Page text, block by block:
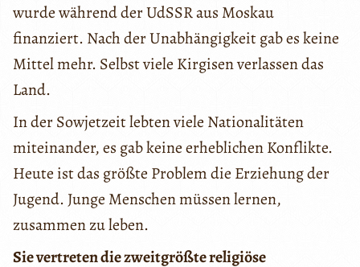
wurde während der UdSSR aus Moskau
finanziert. Nach der Unabhängigkeit gab es keine
Mittel mehr. Selbst viele Kirgisen verlassen das
Land.
In der Sowjetzeit lebten viele Nationalitäten
miteinander, es gab keine erheblichen Konflikte.
Heute ist das größte Problem die Erziehung der
Jugend. Junge Menschen müssen lernen,
zusammen zu leben.
Sie vertreten die zweitgrößte religiöse